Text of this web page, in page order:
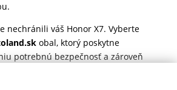
nechránili váš Honor X7. Vyberte
obal, ktorý poskytne
potrebnú bezpečnosť a zároveň